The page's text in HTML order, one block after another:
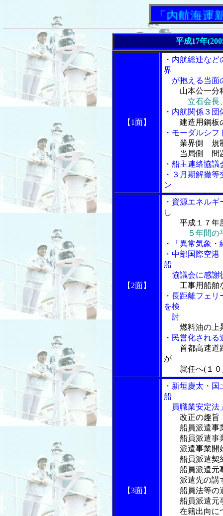
「内航海運新聞
平成17年
【1面】
・内航総連な
界
が抱える当面
山本公一分
立石会長
・内航関係３
建造用鋼板
・モーダルシ
業界側 規
当局側 問題
・船主連絡協
・３月期解撤
ン
【2面】
・資源エネル
し
平成１７年
５年間の
・「異常気象
・中部国際空
船
協議会に感謝
工事用船舶
・長距離フェ
を検
討
燃料油の上
・民営化され
首都高速道
が
就任へ(１０
【3面】
・新垣慶太・
船
員職業安定法
改正の趣旨
船員派遣事
船員派遣事
派遣事業開
船員派遣契
船員派遣元事
派遣先の講
船員法等の
船員派遣元事
在籍出向に